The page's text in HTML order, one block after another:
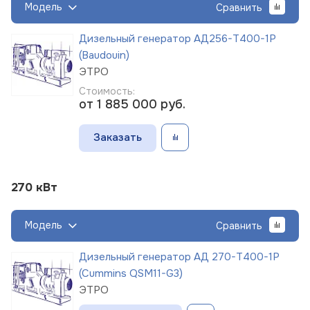
Модель Сравнить
Дизельный генератор АД256-Т400-1Р
(Baudouin)
ЭТРО
Стоимость:
от 1 885 000 руб.
Заказать
270 кВт
Модель Сравнить
Дизельный генератор АД 270-Т400-1Р
(Cummins QSM11-G3)
ЭТРО